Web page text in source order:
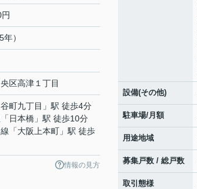
）
区高津 １丁目
谷町九丁目 」駅 徒歩4分
「 日本橋 」駅 徒歩10分
「大阪上本町 」駅 徒歩
情報の見方
設備(その他)
駐車場/月額
用途地域
募集戸数 / 総戸数
取引態様